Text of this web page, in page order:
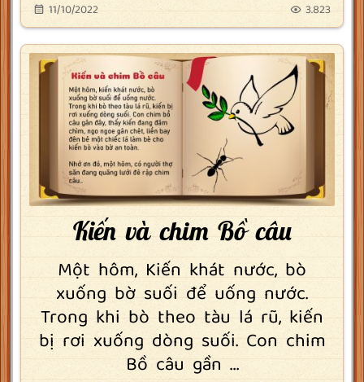
11/10/2022 3.823
Kiến và chim Bồ câu
Một hôm, Kiến khát nước, bò
xuống bờ suối để uống nước.
Trong khi bò theo tàu lá rũ, kiến
bị rơi xuống dòng suối. Con chim
Bồ câu gần ...